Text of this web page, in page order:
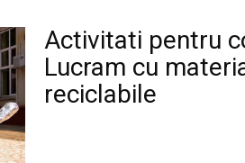
Activitati pentru
Lucram cu
reciclabile